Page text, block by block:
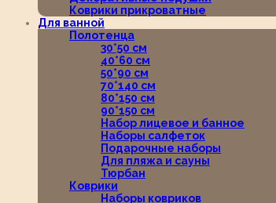
Коврики прикроватные
Для ванной
Полотенца
30*50 см
40*60 см
50*90 см
70*140 см
80*150 см
90*150 см
Набор лицевое и банное
Наборы салфеток
Подарочные наборы
Для пляжа и сауны
Тюрбан
Коврики
Наборы ковриков